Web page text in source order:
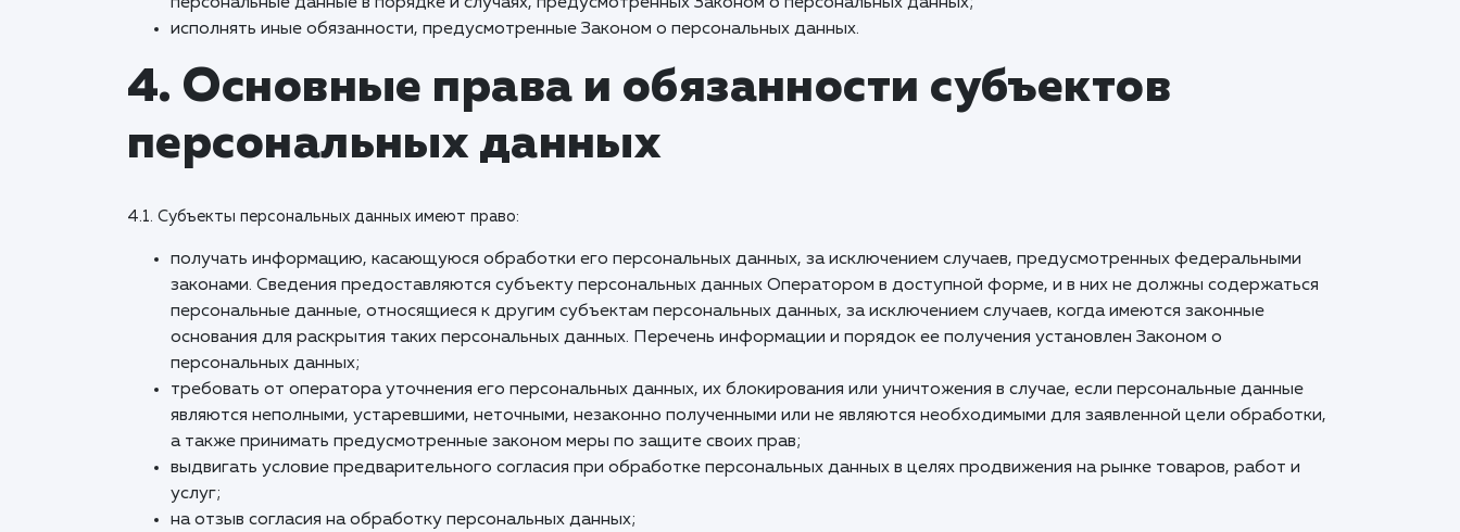
исполнять иные обязанности, предусмотренные Законом о персональных данных.
4. Основные права и обязанности субъектов
персональных данных
4.1. Субъекты персональных данных имеют право:
получать информацию, касающуюся обработки его персональных данных, за исключением случаев, предусмотренных федеральными
законами. Сведения предоставляются субъекту персональных данных Оператором в доступной форме, и в них не должны содержаться
персональные данные, относящиеся к другим субъектам персональных данных, за исключением случаев, когда имеются законные
основания для раскрытия таких персональных данных. Перечень информации и порядок ее получения установлен Законом о
персональных данных;
требовать от оператора уточнения его персональных данных, их блокирования или уничтожения в случае, если персональные данные
являются неполными, устаревшими, неточными, незаконно полученными или не являются необходимыми для заявленной цели обработки,
а также принимать предусмотренные законом меры по защите своих прав;
выдвигать условие предварительного согласия при обработке персональных данных в целях продвижения на рынке товаров, работ и
услуг;
на отзыв согласия на обработку персональных данных;